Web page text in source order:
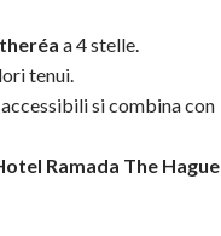
a 4 stelle.
tenui.
si combina con
Ramada The Hague